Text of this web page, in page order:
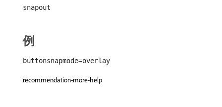
snapout
例
buttonsnapmode=overlay
recommendation-more-help